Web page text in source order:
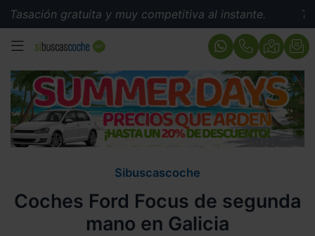
gratuita y muy competitiva al instante.
MENÚ
Sibuscascoche
Coches Ford Focus de segunda
mano en Galicia